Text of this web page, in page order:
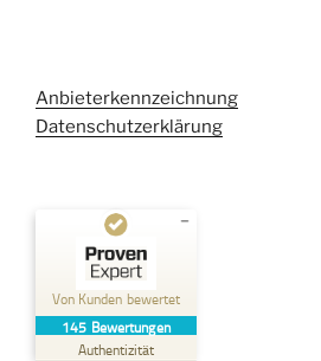
Anbieterkennzeichnung
Datenschutzerklärung
Von Kunden bewertet
145 Bewertungen
Authentizität
Kundenbewertungen und Erfahrungen zu
Kehl Rechtsanwaltsgesellschaft mbH
SEHR GUT